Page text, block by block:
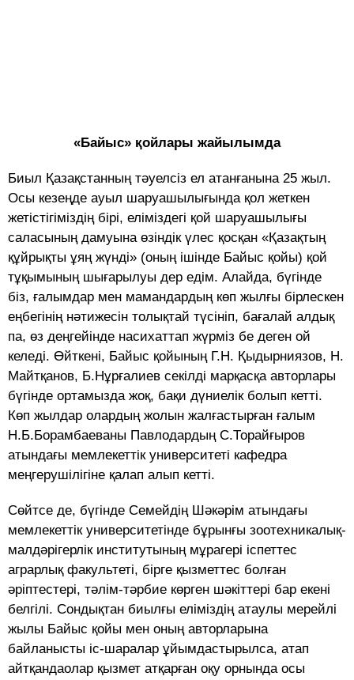
«Байыс» қойлары жайылымда
Биыл Қазақстанның тәуелсіз ел атанғанына 25 жыл.
Осы кезеңде ауыл шаруашылығында қол жеткен
жетістігіміздің бірі, еліміздегі қой шаруашылығы
саласының дамуына өзіндік үлес қосқан «Қазақтың
құйрықты ұяң жүнді» (оның ішінде Байыс қойы) қой
тұқымының шығарылуы дер едім. Алайда, бүгінде
біз, ғалымдар мен мамандардың көп жылғы бірлескен
еңбегінің нәтижесін толықтай түсініп, бағалай алдық
па, өз деңгейінде насихаттап жүрміз бе деген ой
келеді. Өйткені, Байыс қойының Г.Н. Қыдырниязов, Н.
Майтқанов, Б.Нұрғалиев секілді марқасқа авторлары
бүгінде ортамызда жоқ, бақи дүниелік болып кетті.
Көп жылдар олардың жолын жалғастырған ғалым
Н.Б.Борамбаеваны Павлодардың С.Торайғыров
атындағы мемлекеттік университеті кафедра
меңгерушілігіне қалап алып кетті.
Сөйтсе де, бүгінде Семейдің Шәкәрім атындағы
мемлекеттік университетінде бұрынғы зоотехникалық-
малдәрігерлік институтының мұрагері іспеттес
аграрлық факультеті, бірге қызметтес болған
әріптестері, тәлім-тәрбие көрген шәкіттері бар екені
белгілі. Сондықтан биылғы еліміздің атаулы мерейлі
жылы Байыс қойы мен оның авторларына
байланысты іс-шаралар ұйымдастырылса, атап
айтқандаолар қызмет атқарған оқу орнында осы